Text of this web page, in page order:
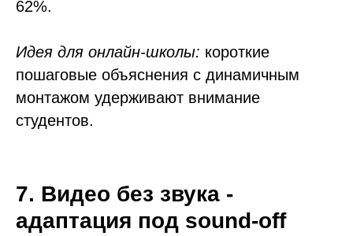
62%.
Идея для онлайн-школы: короткие
пошаговые объяснения с динамичным
монтажом удерживают внимание
студентов.
7. Видео без звука -
адаптация под sound-off